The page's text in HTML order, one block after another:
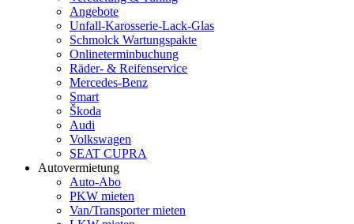
Angebote
Unfall-Karosserie-Lack-Glas
Schmolck Wartungspakte
Onlineterminbuchung
Räder- & Reifenservice
Mercedes-Benz
Smart
Škoda
Audi
Volkswagen
SEAT CUPRA
Autovermietung
Auto-Abo
PKW mieten
Van/Transporter mieten